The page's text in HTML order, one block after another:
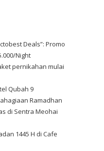
Deals”: Promo
Night
pernikahan mulai
Qubah 9
Ramadhan
di Sentra Meohai
1445 H di Cafe